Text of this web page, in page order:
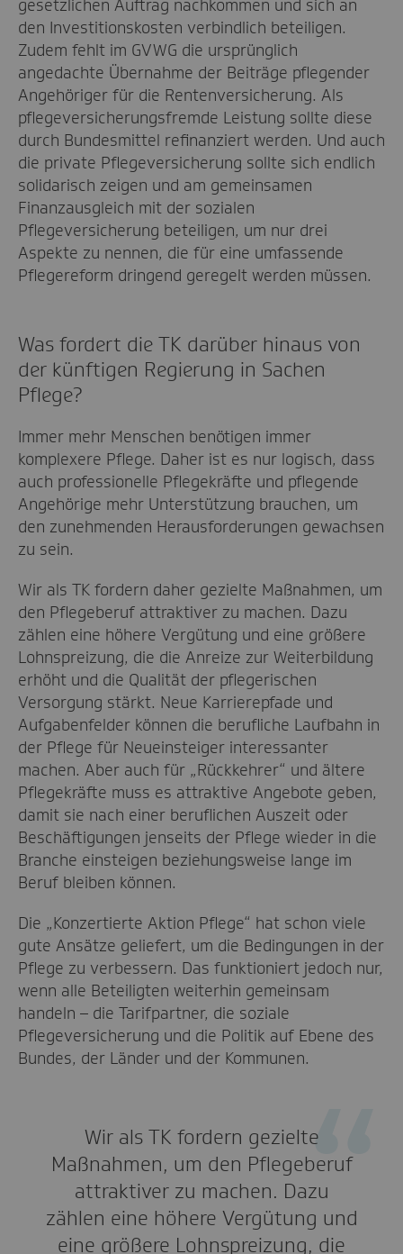
gesetzlichen Auftrag nachkommen und sich an
den Investitionskosten verbindlich beteiligen.
Zudem fehlt im GVWG die ursprünglich
angedachte Übernahme der Beiträge pflegender
Angehöriger für die Rentenversicherung. Als
pflegeversicherungsfremde Leistung sollte diese
durch Bundesmittel refinanziert werden. Und auch
die private Pflegeversicherung sollte sich endlich
solidarisch zeigen und am gemeinsamen
Finanzausgleich mit der sozialen
Pflegeversicherung beteiligen, um nur drei
Aspekte zu nennen, die für eine umfassende
Pflegereform dringend geregelt werden müssen.
Was fordert die TK darüber hinaus von
der künftigen Regierung in Sachen
Pflege?
Immer mehr Menschen benötigen immer
komplexere Pflege. Daher ist es nur logisch, dass
auch professionelle Pflegekräfte und pflegende
Angehörige mehr Unterstützung brauchen, um
den zunehmenden Herausforderungen gewachsen
zu sein.
Wir als TK fordern daher gezielte Maßnahmen, um
den Pflegeberuf attraktiver zu machen. Dazu
zählen eine höhere Vergütung und eine größere
Lohnspreizung, die die Anreize zur Weiterbildung
erhöht und die Qualität der pflegerischen
Versorgung stärkt. Neue Karrierepfade und
Aufgabenfelder können die berufliche Laufbahn in
der Pflege für Neueinsteiger interessanter
machen. Aber auch für „Rückkehrer“ und ältere
Pflegekräfte muss es attraktive Angebote geben,
damit sie nach einer beruflichen Auszeit oder
Beschäftigungen jenseits der Pflege wieder in die
Branche einsteigen beziehungsweise lange im
Beruf bleiben können.
Die „Konzertierte Aktion Pflege“ hat schon viele
gute Ansätze geliefert, um die Bedingungen in der
Pflege zu verbessern. Das funktioniert jedoch nur,
wenn alle Beteiligten weiterhin gemeinsam
handeln – die Tarifpartner, die soziale
Pflegeversicherung und die Politik auf Ebene des
Bundes, der Länder und der Kommunen.
Wir als TK fordern gezielte
Maßnahmen, um den Pflegeberuf
attraktiver zu machen. Dazu
zählen eine höhere Vergütung und
eine größere Lohnspreizung, die